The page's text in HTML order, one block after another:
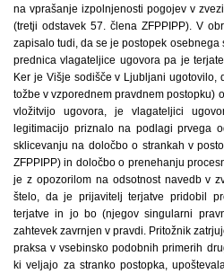
na vprašanje izpolnjenosti pogojev v
(tretji odstavek 57. člena ZFPPIPP). V
zapisalo tudi, da se je postopek osebnega
prednica vlagateljice ugovora pa je
Ker je Višje sodišče v Ljubljani ugotovilo,
tožbe v vzporednem pravdnem postopku)
vložitvijo ugovora, je vlagateljici
legitimacijo priznalo na podlagi prvega
sklicevanju na določbo o strankah v
ZFPPIPP) in določbo o prenehanju
je z opozorilom na odsotnost navedb v
štelo, da je prijavitelj terjatve pridobil
terjatve in jo bo (njegov singularni
zahtevek zavrnjen v pravdi. Pritožnik
praksa v vsebinsko podobnih primerih
ki veljajo za stranko postopka,